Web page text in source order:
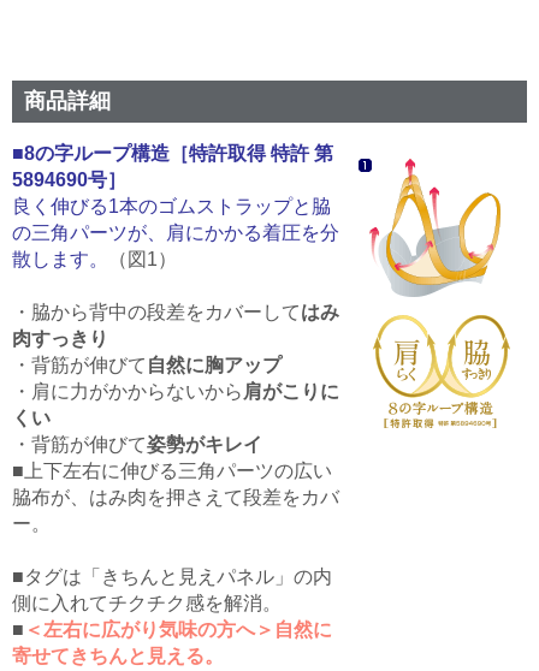
商品詳細
■8の字ループ構造［特許取得 特許 第
5894690号］
良く伸びる1本のゴムストラップと脇
の三角パーツが、肩にかかる着圧を分
散します。
（図1）
・脇から背中の段差をカバーしてはみ
肉すっきり
・背筋が伸びて 自然に胸アップ
・肩に力がかからないから 肩がこりに
くい
・背筋が伸びて姿勢がキレイ
■上下左右に伸びる三角パーツの広い
脇布が、はみ肉を押さえて段差をカバ
ー。
■タグは「きちんと見えパネル」の内
側に入れてチクチク感を解消。
■ ＜左右に広がり気味の方へ＞自然に
寄せてきちんと見える。